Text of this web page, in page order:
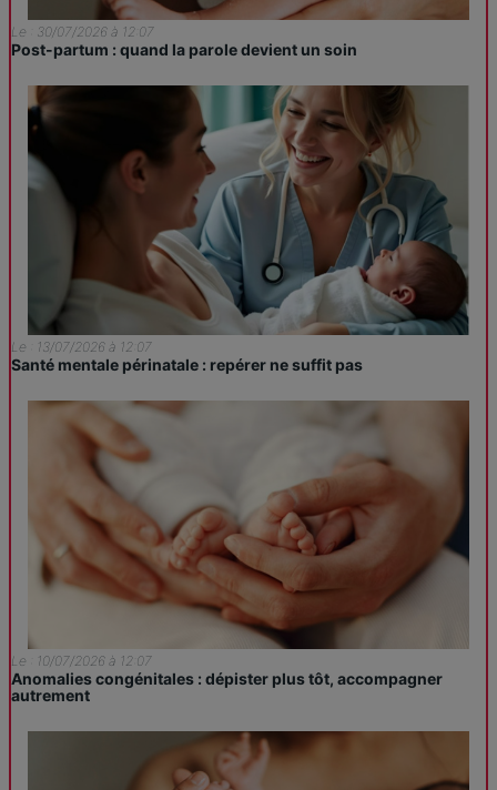
Le : 30/07/2026 à 12:07
Post-partum : quand la parole devient un soin
Le : 13/07/2026 à 12:07
Santé mentale périnatale : repérer ne suffit pas
Le : 10/07/2026 à 12:07
Anomalies congénitales : dépister plus tôt, accompagner
autrement